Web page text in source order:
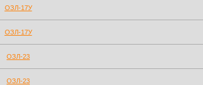
ОЗЛ-17У
ОЗЛ-17У
ОЗЛ-23
ОЗЛ-23